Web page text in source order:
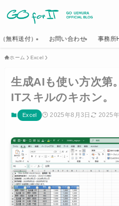
無料送付） お問い合わせ 事務所
ホーム Excel
生成AIも使い方次第
ITスキルのキホン。
Excel 2025年8月3日 2025